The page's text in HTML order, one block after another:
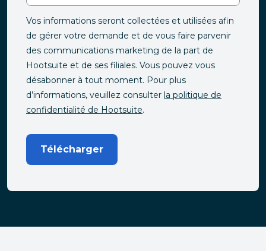
Vos informations seront collectées et utilisées afin
de gérer votre demande et de vous faire parvenir
des communications marketing de la part de
Hootsuite et de ses filiales. Vous pouvez vous
désabonner à tout moment. Pour plus
d’informations, veuillez consulter la politique de
confidentialité de Hootsuite.
Télécharger